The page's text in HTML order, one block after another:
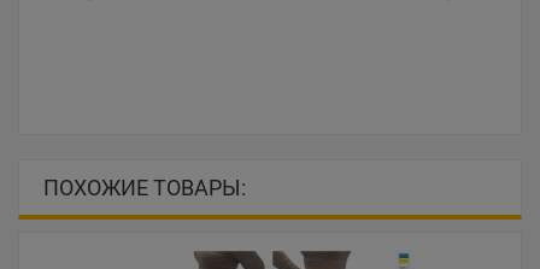
ПОХОЖИЕ ТОВАРЫ: